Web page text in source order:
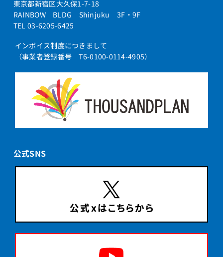
東京都新宿区大久保1-7-18
RAINBOW BLDG Shinjuku 3F・9F
TEL 03-6205-6425
インボイス制度につきまして
（事業者登録番号 T6-0100-0114-4905）
公式SNS